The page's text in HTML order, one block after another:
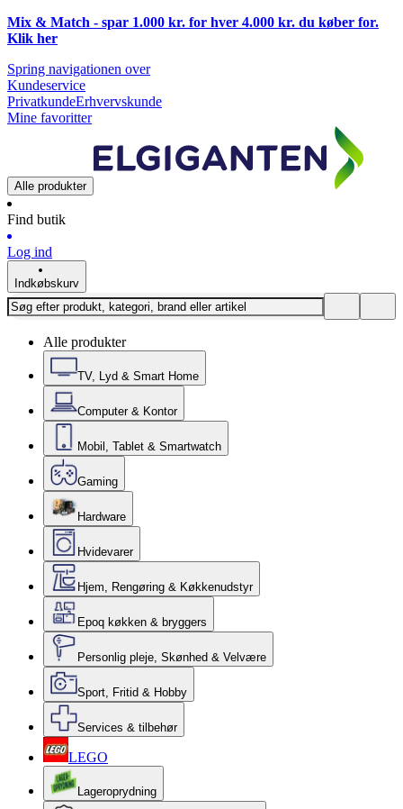
Mix & Match - spar 1.000 kr. for hver 4.000 kr. du køber for.
Klik her
Spring navigationen over
Kundeservice
PrivatkundeErhvervskunde
Mine favoritter
Alle produkter
Find butik
Log ind
Indkøbskurv
Alle produkter
TV, Lyd & Smart Home
Computer & Kontor
Mobil, Tablet & Smartwatch
Gaming
Hardware
Hvidevarer
Hjem, Rengøring & Køkkenudstyr
Epoq køkken & bryggers
Personlig pleje, Skønhed & Velvære
Sport, Fritid & Hobby
Services & tilbehør
LEGO
Lageroprydning